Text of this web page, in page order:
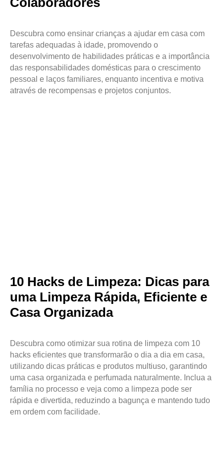
Descubra como ensinar crianças a ajudar em casa com
tarefas adequadas à idade, promovendo o
desenvolvimento de habilidades práticas e a importância
das responsabilidades domésticas para o crescimento
pessoal e laços familiares, enquanto incentiva e motiva
através de recompensas e projetos conjuntos.
10 Hacks de Limpeza: Dicas para
uma Limpeza Rápida, Eficiente e
Casa Organizada
Descubra como otimizar sua rotina de limpeza com 10
hacks eficientes que transformarão o dia a dia em casa,
utilizando dicas práticas e produtos multiuso, garantindo
uma casa organizada e perfumada naturalmente. Inclua a
família no processo e veja como a limpeza pode ser
rápida e divertida, reduzindo a bagunça e mantendo tudo
em ordem com facilidade.